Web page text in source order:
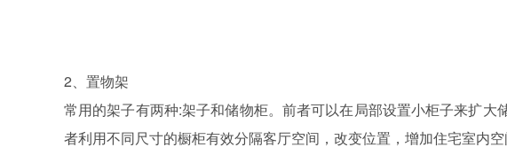
2、置物架
常用的架子有两种:架子和储物柜。前者可以在局部设置小柜子来扩
者利用不同尺寸的橱柜有效分隔客厅空间，改变位置，增加住宅室内空